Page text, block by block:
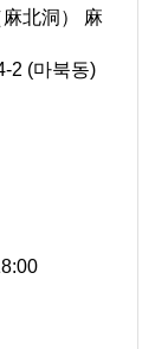
北洞） 麻
2 (마북동)